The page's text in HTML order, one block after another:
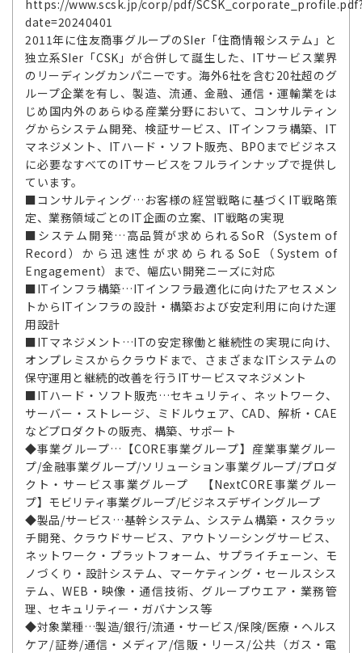
https://www.scsk.jp/corp/pdf/
date=20240401
2011年に住友商事グループのSIer「住商情報システム」と
独立系SIer「CSK」が合併して誕生した、ITサービス業界
のリーディングカンパニーです。海外6社を含む20社超のグ
ループ企業を有し、製造、流通、金融、通信・運輸業をは
じめ国内外のあらゆる産業分野において、コンサルティン
グからシステム開発、検証サービス、ITインフラ構築、IT
マネジメント、ITハード・ソフト販売、BPOまでビジネス
に必要なすべてのITサービスをフルラインナップで提供し
ています。
■コンサルティング…お客様の経営戦略に基づくIT戦略策
定、業務領域ごとのIT企画の立案、IT戦略の実現
■システム開発…高品質が求められるSoR（System of
Record）から迅速性が求められるSoE（System of
Engagement）まで、幅広い開発ニーズに対応
■ITインフラ構築…ITインフラ最適化に向けたアセスメン
トからITインフラの設計・構築および安定利用に向けた運
用設計
■ITマネジメント…ITの安定稼働と継続性の実現に向け、
オンプレミスからクラウドまで、さまざまなITシステムの
保守運用と継続的改善を行うITサービスマネジメント
■ITハード・ソフト販売…セキュリティ、ネットワーク、
サーバー・ストレージ、ミドルウェア、CAD、解析・CAE
などプロダクトの販売、構築、サポート
◆事業グループ…【CORE事業グループ】産業事業グルー
プ/金融事業グループ/ソリューション事業グループ/プロダ
クト・サービス事業グループ 【NextCORE事業グルー
プ】モビリティ事業グループ/ビジネスデザイングループ
◆製品/サービス…基幹システム、システム構築・スクラッ
チ開発、クラウドサービス、アウトソーシングサービス、
ネットワーク・プラットフォーム、サプライチェーン、モ
ノづくり・設計システム、マーケティング・セールスシス
テム、WEB・映像・通信技術、グループウエア・業務管
理、セキュリティー・ガバナンス等
◆対象業種…製造/銀行/流通・サービス/保険/医療・ヘルス
ケア/証券/通信・メディア/信販・リース/公共（ガス・電